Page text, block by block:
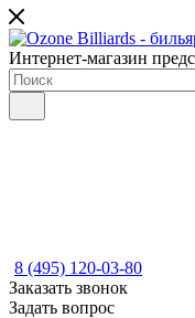
Интернет-магазин
8 (495) 120-03-80
Заказать звонок
Задать вопрос